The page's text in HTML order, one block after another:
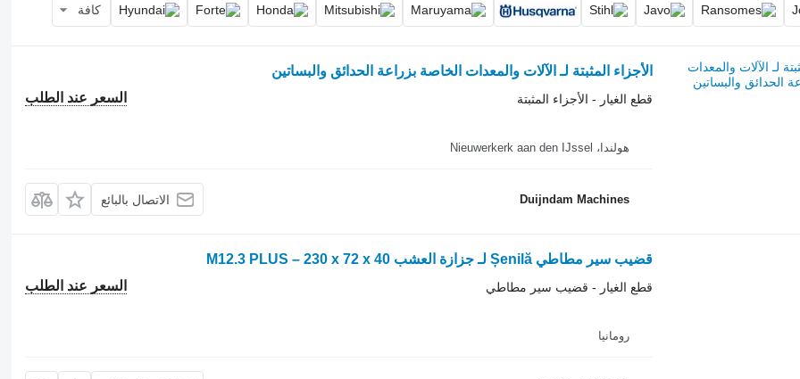
كافة
الأجزاء المثبتة لـ الآلات والمعدات الخاصة بزراعة الحدائق والبساتين
السعر عند الطلب
قطع الغيار - الأجزاء المثبتة
هولندا، Nieuwerkerk aan den IJssel
Duijndam Machines الاتصال بالبائع
قضيب سير مطاطي Șenilă لـ جزازة العشب M12.3 PLUS – 230 x 72 x 40
السعر عند الطلب
قطع الغيار - قضيب سير مطاطي
رومانيا